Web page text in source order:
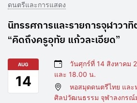
ดนตรีและการแสดง
นิทรรศการและรายการจุฬาวา
“คิดถึงครูอุทัย แก้วละเอียด”
AUG
14
วันศุกร์ที่ 14 สิงหาคม
และ 18.00 น.
หอสมุดดนตรีไทย และ
ศิลปวัฒนธรรม จุฬาลงกรณ์